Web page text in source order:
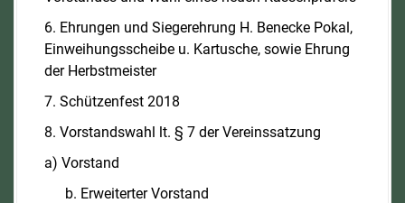
6. Ehrungen und Siegerehrung H. Benecke Pokal,
Einweihungsscheibe u. Kartusche, sowie Ehrung
der Herbstmeister
7. Schützenfest 2018
8. Vorstandswahl lt. § 7 der Vereinssatzung
a) Vorstand
Erweiterter Vorstand